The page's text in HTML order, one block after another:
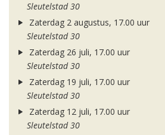
Sleutelstad 30
Zaterdag 2 augustus, 17.00 uur
Sleutelstad 30
Zaterdag 26 juli, 17.00 uur
Sleutelstad 30
Zaterdag 19 juli, 17.00 uur
Sleutelstad 30
Zaterdag 12 juli, 17.00 uur
Sleutelstad 30